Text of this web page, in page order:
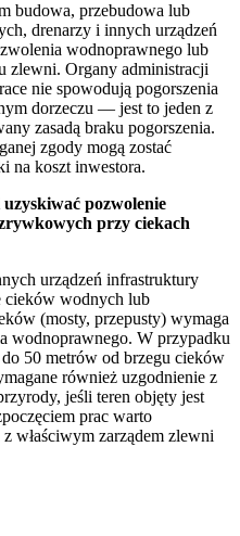
budowa, przebudowa lub
drenarzy i innych urządzeń
wodnoprawnego lub
zlewni. Organy administracji
nie spowodują pogorszenia
dorzeczu — jest to jeden z
zasadą braku pogorszenia.
zgody mogą zostać
na koszt inwestora.
pozwolenie
przy ciekach
urządzeń infrastruktury
cieków wodnych lub
(mosty, przepusty) wymaga
wodnoprawnego. W przypadku
50 metrów od brzegu cieków
również uzgodnienie z
jeśli teren objęty jest
prac warto
właściwym zarządem zlewni